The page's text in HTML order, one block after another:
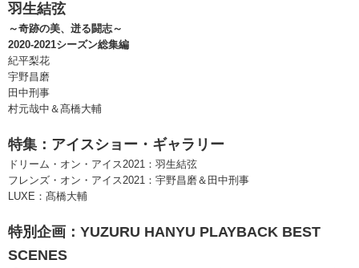
羽生結弦
～奇跡の美、迸る闘志～
2020-2021シーズン総集編
紀平梨花
宇野昌磨
田中刑事
村元哉中＆髙橋大輔
特集：アイスショー・ギャラリー
ドリーム・オン・アイス2021：羽生結弦
フレンズ・オン・アイス2021：宇野昌磨＆田中刑事
LUXE：髙橋大輔
特別企画：YUZURU HANYU PLAYBACK BEST
SCENES